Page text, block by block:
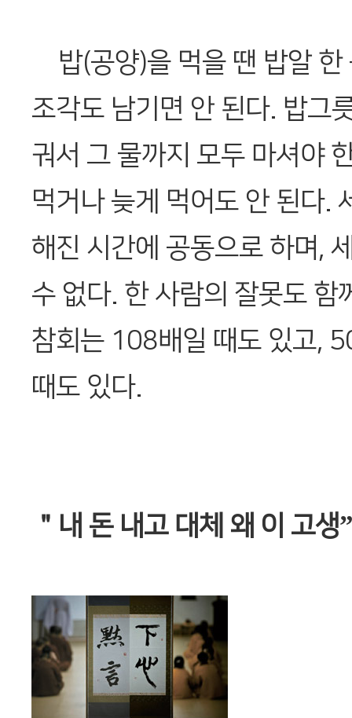
밥(공양)을 먹을 땐 밥알 한
조각도 남기면 안 된다. 밥그
궈서 그 물까지 모두 마셔야
먹거나 늦게 먹어도 안 된다.
해진 시간에 공동으로 하며,
수 없다. 한 사람의 잘못도 함
참회는 108배일 때도 있고,
때도 있다.
＂내 돈 내고 대체 왜 이 고생